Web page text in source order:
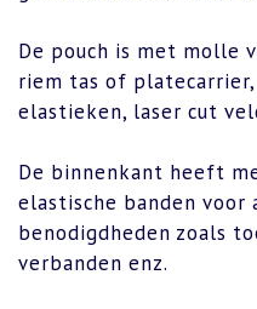
De pouch is met molle
riem tas of
elastieken, laser cut
De binnenkant heeft
elastische banden voor
benodigdheden zoals
verbanden enz.